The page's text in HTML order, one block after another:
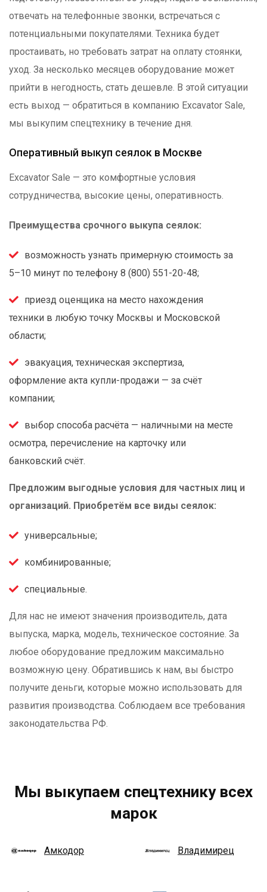
отвечать на телефонные звонки, встречаться с
потенциальными покупателями. Техника будет
простаивать, но требовать затрат на оплату стоянки,
уход. За несколько месяцев оборудование может
прийти в негодность, стать дешевле. В этой ситуации
есть выход — обратиться в компанию Excavator Sale,
мы выкупим спецтехнику в течение дня.
Оперативный выкуп сеялок в Москве
Excavator Sale — это комфортные условия
сотрудничества, высокие цены, оперативность.
Преимущества срочного выкупа сеялок:
возможность узнать примерную стоимость за
5–10 минут по телефону 8 (800) 551-20-48;
приезд оценщика на место нахождения
техники в любую точку Москвы и Московской
области;
эвакуация, техническая экспертиза,
оформление акта купли-продажи — за счёт
компании;
выбор способа расчёта — наличными на месте
осмотра, перечисление на карточку или
банковский счёт.
Предложим выгодные условия для частных лиц и
организаций. Приобретём все виды сеялок:
универсальные;
комбинированные;
специальные.
Для нас не имеют значения производитель, дата
выпуска, марка, модель, техническое состояние. За
любое оборудование предложим максимально
возможную цену. Обратившись к нам, вы быстро
получите деньги, которые можно использовать для
развития производства. Соблюдаем все требования
законодательства РФ.
Мы выкупаем спецтехнику всех
марок
Амкодор Владимирец